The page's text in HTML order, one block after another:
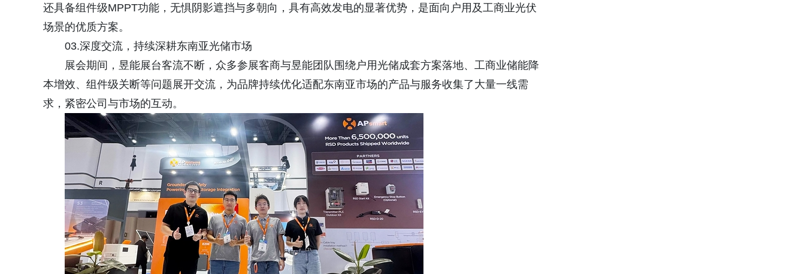
还具备组件级MPPT功能，无惧阴影遮挡与多朝向，具有高效发电的显著优势，是面向户用及工商业光伏
场景的优质方案。
03.深度交流，持续深耕东南亚光储市场
展会期间，昱能展台客流不断，众多参展客商与昱能团队围绕户用光储成套方案落地、工商业储能降
本增效、组件级关断等问题展开交流，为品牌持续优化适配东南亚市场的产品与服务收集了大量一线需
求，紧密公司与市场的互动。